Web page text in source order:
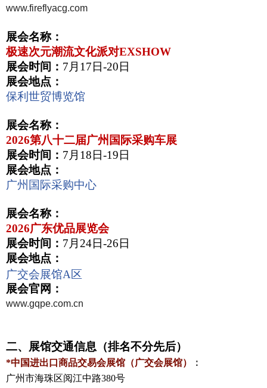
www.fireflyacg.com
展会名称：
极速次元潮流文化派对EXSHOW
展会时间： 7 月 17 日-20 日
展会地点：
保利世贸博览馆
展会名称：
2026第八十二届广州国际采购车展
展会时间： 7 月 18 日-19 日
展会地点：
广州国际采购中心
展会名称：
2026广东优品展览会
展会时间： 7 月 24日-26 日
展会地点：
广交会展馆A 区
展会官网：
www.gqpe.com.cn
二、展馆交通信息（排名不分先后）
*中国进出口商品交易会展馆（广交会展馆）
：
广州市海珠区阅江中路380号